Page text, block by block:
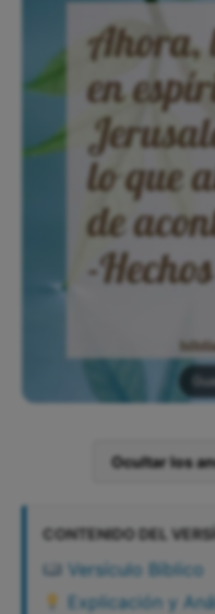
Ocultar los
CONTENIDO DEL
Versículo Bíblico
Explicación y